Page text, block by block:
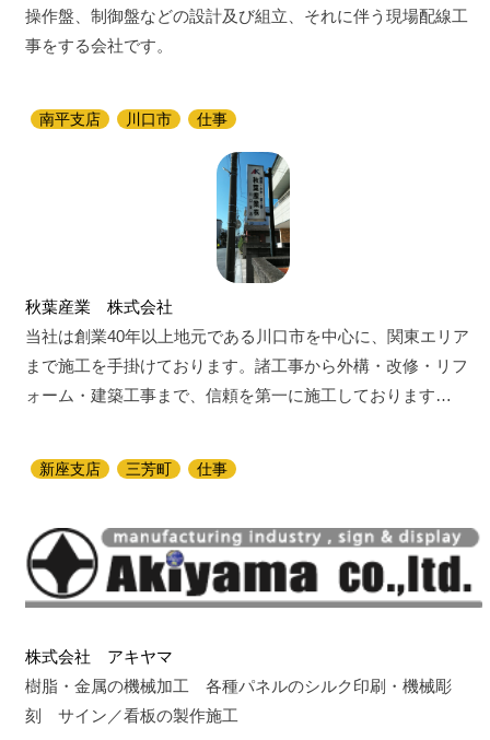
操作盤、制御盤などの設計及び組立、それに伴う現場配線工
事をする会社です。
南平支店 川口市 仕事
秋葉産業 株式会社
当社は創業40年以上地元である川口市を中心に、関東エリア
まで施工を手掛けております。諸工事から外構・改修・リフ
ォーム・建築工事まで、信頼を第一に施工しております…
新座支店 三芳町 仕事
株式会社 アキヤマ
樹脂・金属の機械加工 各種パネルのシルク印刷・機械彫
刻 サイン／看板の製作施工